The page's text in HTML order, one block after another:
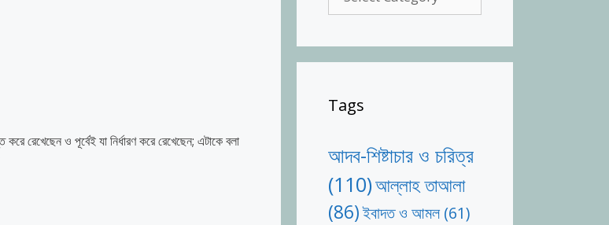
Tags
আদব-শিষ্টাচার ও চরিত্র
(110)আল্লাহ তাআলা
(86)ইবাদত ও আমল(61)